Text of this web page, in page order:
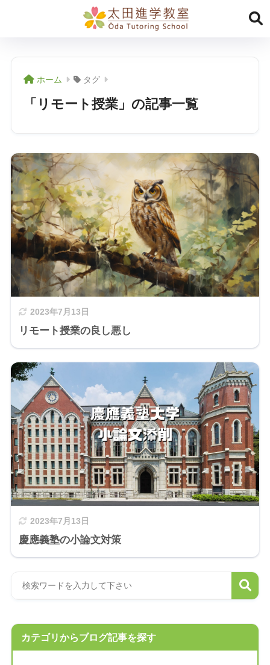
ホーム タグ
「リモート授業」の記事一覧
2023年7月13日
リモート授業の良し悪し
2023年7月13日
慶應義塾の小論文対策
カテゴリからブログ記事を探す